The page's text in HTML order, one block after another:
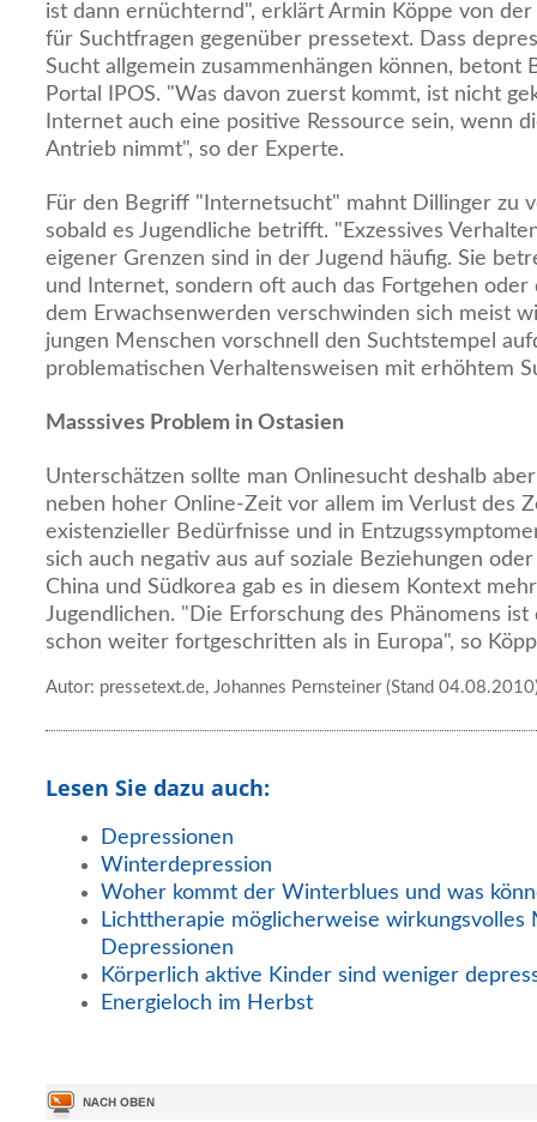
ist dann ernüchternd", erklärt Armin Köppe von
für Suchtfragen gegenüber pressetext. Dass
Sucht allgemein zusammenhängen können, betont
Portal IPOS. "Was davon zuerst kommt, ist nicht
Internet auch eine positive Ressource sein, wenn
Antrieb nimmt", so der Experte.
Für den Begriff "Internetsucht" mahnt Dillinger zu
sobald es Jugendliche betrifft. "Exzessives
eigener Grenzen sind in der Jugend häufig. Sie
und Internet, sondern oft auch das Fortgehen oder
dem Erwachsenwerden verschwinden sich meist
jungen Menschen vorschnell den Suchtstempel
problematischen Verhaltensweisen mit erhöhtem
Masssives Problem in Ostasien
Unterschätzen sollte man Onlinesucht deshalb
neben hoher Online-Zeit vor allem im Verlust des
existenzieller Bedürfnisse und in
sich auch negativ aus auf soziale Beziehungen
China und Südkorea gab es in diesem Kontext
Jugendlichen. "Die Erforschung des Phänomens
schon weiter fortgeschritten als in Europa", so
Autor: pressetext.de, Johannes Pernsteiner (Stand
Lesen Sie dazu auch:
Depressionen
Winterdepression
Woher kommt der Winterblues und was
Lichttherapie möglicherweise wirkungsvolles
Depressionen
Körperlich aktive Kinder sind weniger
Energieloch im Herbst